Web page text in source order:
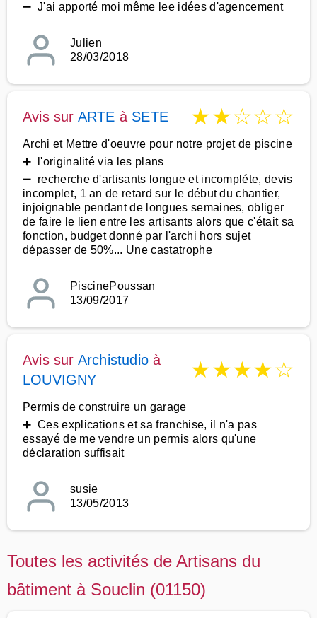
➖ J'ai apporté moi même lee idées d'agencement
Julien
28/03/2018
Avis sur ARTE à SETE ★★☆☆☆
Archi et Mettre d'oeuvre pour notre projet de piscine
➕ l'originalité via les plans
➖ recherche d'artisants longue et incompléte, devis
incomplet, 1 an de retard sur le début du chantier,
injoignable pendant de longues semaines, obliger
de faire le lien entre les artisants alors que c'était sa
fonction, budget donné par l'archi hors sujet
dépasser de 50%... Une castatrophe
PiscinePoussan
13/09/2017
Avis sur Archistudio à
LOUVIGNY
★★★★☆
Permis de construire un garage
➕ Ces explications et sa franchise, il n'a pas
essayé de me vendre un permis alors qu'une
déclaration suffisait
susie
13/05/2013
Toutes les activités de Artisans du
bâtiment à Souclin (01150)